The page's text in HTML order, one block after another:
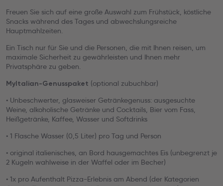
Freuen Sie sich auf eine große Auswahl zum Frühstück, köstliche
Snacks während des Tages und abwechslungsreiche
Hauptmahlzeiten.
Ein Tisch nur für Sie und die Personen, die mit Ihnen reisen, um
maximale Sicherheit zu gewährleisten und Ihnen mehr
Privatsphäre zu geben.
MyItalian-Genusspaket (optional zubuchbar)
• Unbeschwerter, glasweiser Getränkegenuss: ausgesuchte
Weine, alkoholische Getränke und Cocktails, Bier vom Fass,
Heißgetränke, Kaffee, Wasser und Softdrinks
• 1 Flasche Wasser (0,5 Liter) pro Tag und Person
• original italienisches, an Bord hausgemachtes Eis (unbegrenzt je
2 Kugeln wahlweise in der Waffel oder im Becher)
• 1x pro Aufenthalt Pizza-Erlebnis am Abend (der Kategorien